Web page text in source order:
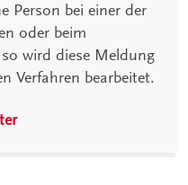
Person bei einer der
oder beim
wird diese Meldung
Verfahren bearbeitet.